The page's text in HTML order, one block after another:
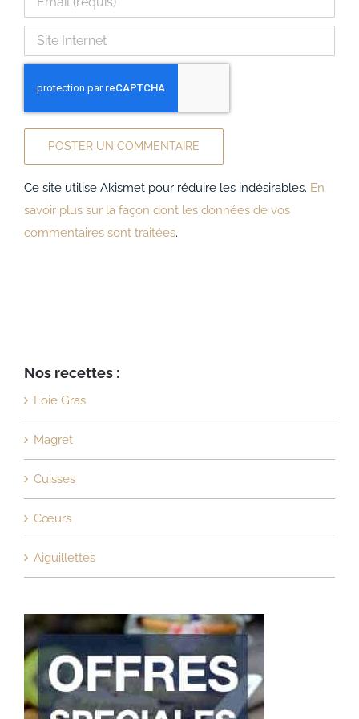
Ce site utilise Akismet pour réduire les indésirables. En
savoir plus sur la façon dont les données de vos
commentaires sont traitées.
Nos recettes :
Foie Gras
Magret
Cuisses
Cœurs
Aiguillettes